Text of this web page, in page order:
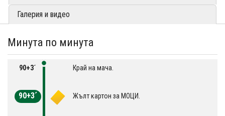
Галерия и видео
Минута по минута
90+3´ Край на мача.
90+3´ Жълт картон за МОЦИ.